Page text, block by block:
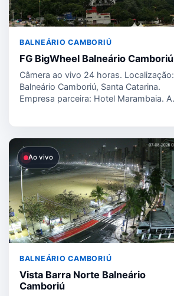
BALNEÁRIO CAMBORIÚ
FG BigWheel Balneário Camboriú
Câmera ao vivo 24 horas. Localização:
Balneário Camboriú, Santa Catarina.
Empresa parceira: Hotel Marambaia. A
Ao vivo
BALNEÁRIO CAMBORIÚ
Vista Barra Norte Balneário
Camboriú